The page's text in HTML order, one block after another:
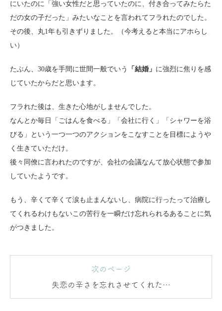
にいたのに「強い女性だと思っていたのに、付き合ってみたらた
だの女の子だった」みたいなことを言われてフラれたのでした。
その後、丸1年も引きずりました。（今考えると本当にアホらし
い）
たぶん、30歳を手間に世間一般でいう 「結婚」 に強烈に焦りを感
じていたからだと思います。
フラれた後は、生きた心地がしませんでした。
なんとか毎日「ごはんを食べる」「会社に行く」「シャワーを浴
びる」という一つ一つのアクションをこなすことを目標にようや
く生きていただけ。
後々同僚に言われたのですが、会社の会議なんて放心状態で参加
していたようです。
もう、辛くて辛くて涙も止まんないし、病院に行ったって治療し
てくれるわけもないこの苦行を一瞬だけ忘れられるあることに気
がつきました。
次のページ
失恋の辛さを忘れさせてくれたも
のは…